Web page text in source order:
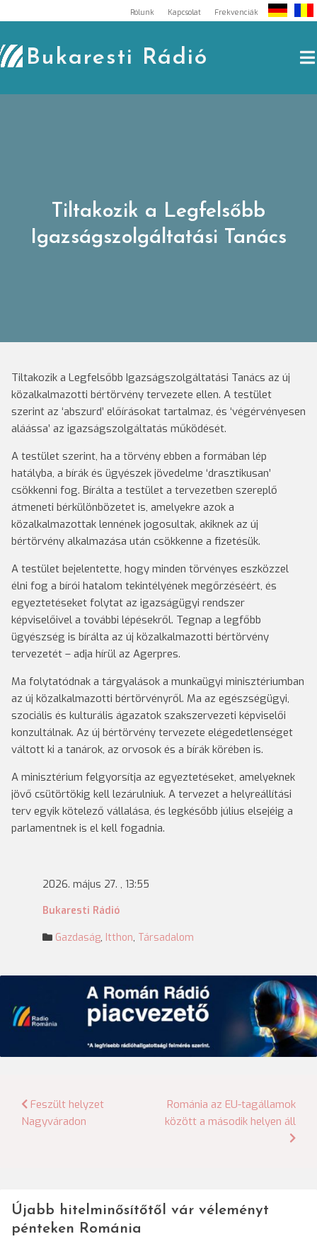
to
content
Rólunk Kapcsolat Frekvenciák
Bukaresti Rádió
Tiltakozik a Legfelsőbb
Igazságszolgáltatási Tanács
Tiltakozik a Legfelsőbb Igazságszolgáltatási Tanács az új
közalkalmazotti bértörvény tervezete ellen. A testület
szerint az ‘abszurd’ előírásokat tartalmaz, és ‘végérvényesen
aláássa’ az igazságszolgáltatás működését.
A testület szerint, ha a törvény ebben a formában lép
hatályba, a bírák és ügyészek jövedelme ‘drasztikusan’
csökkenni fog. Bírálta a testület a tervezetben szereplő
átmeneti bérkülönbözetet is, amelyekre azok a
közalkalmazottak lennének jogosultak, akiknek az új
bértörvény alkalmazása után csökkenne a fizetésük.
A testület bejelentette, hogy minden törvényes eszközzel
élni fog a bírói hatalom tekintélyének megőrzéséért, és
egyeztetéseket folytat az igazságügyi rendszer
képviselőivel a további lépésekről. Tegnap a legfőbb
ügyészség is bírálta az új közalkalmazotti bértörvény
tervezetét – adja hírül az Agerpres.
Ma folytatódnak a tárgyalások a munkaügyi minisztériumban
az új közalkalmazotti bértörvényről. Ma az egészségügyi,
szociális és kulturális ágazatok szakszervezeti képviselői
konzultálnak. Az új bértörvény tervezete elégedetlenséget
váltott ki a tanárok, az orvosok és a bírák körében is.
A minisztérium felgyorsítja az egyeztetéseket, amelyeknek
jövő csütörtökig kell lezárulniuk. A tervezet a helyreállítási
terv egyik kötelező vállalása, és legkésőbb július elsejéig a
parlamentnek is el kell fogadnia.
2026. május 27. , 13:55
Bukaresti Rádió
Gazdaság, Itthon, Társadalom
Bejegyzés
navigáció
Feszült helyzet
Nagyváradon
Románia az EU-tagállamok
között a második helyen áll
Újabb hitelminősítőtől vár véleményt
pénteken Románia